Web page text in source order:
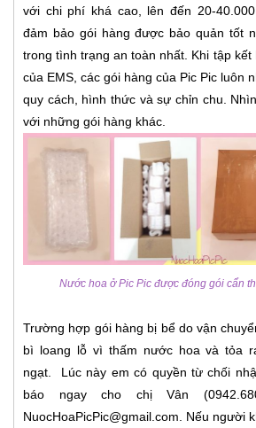
với chi phí khá cao, lên đến 20-
đảm bảo gói hàng được bảo quản tốt
trong tình trạng an toàn nhất. Khi tập
của EMS, các gói hàng của Pic Pic luôn
quy cách, hình thức và sự chỉn chu.
với những gói hàng khác.
Nước hoa ở Pic Pic được đóng gói cẩn
Trường hợp gói hàng bị bể do vận
bì loang lỗ vì thấm nước hoa và tỏa
ngạt. Lúc này em có quyền từ chối
báo ngay cho chị Vân
NuocHoaPicPic@gmail.com. Nếu người